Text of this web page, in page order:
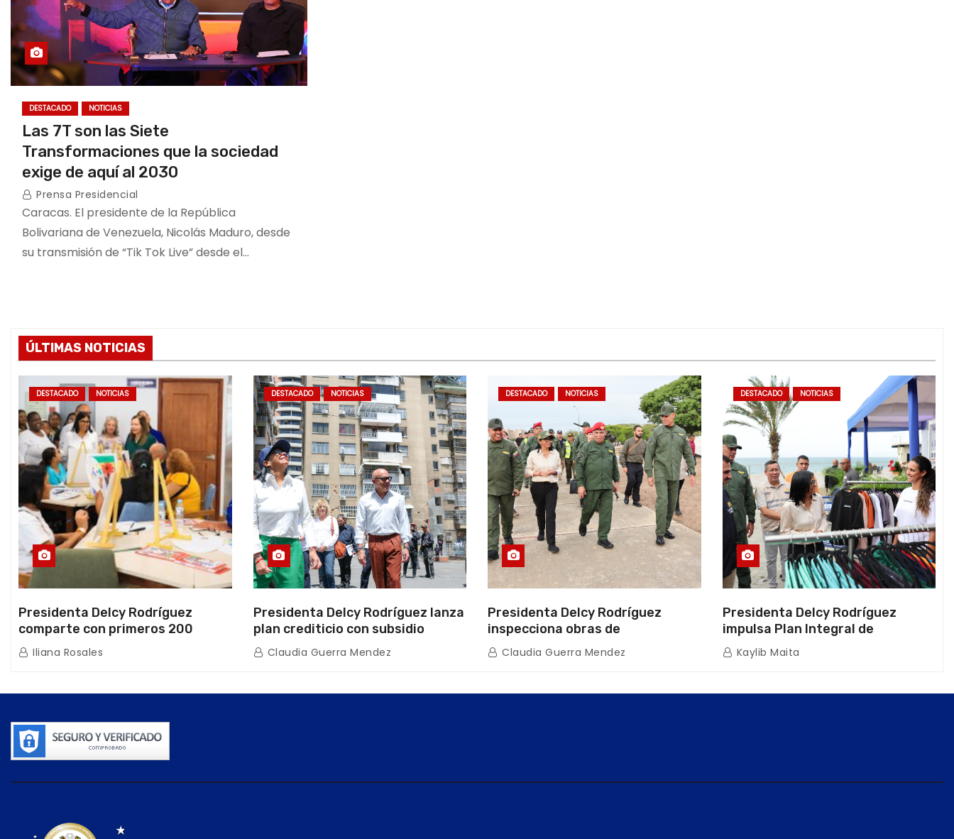
DESTACADO NOTICIAS
Las 7T son las Siete
Transformaciones que la sociedad
exige de aquí al 2030
Prensa Presidencial
Caracas. El presidente de la República
Bolivariana de Venezuela, Nicolás Maduro, desde
su transmisión de “Tik Tok Live” desde el…
ÚLTIMAS NOTICIAS
DESTACADO NOTICIAS
Presidenta Delcy Rodríguez
comparte con primeros 200
beneficiarios de la nueva Casa de
los Abuelos “La Primavera” en
Iliana Rosales
DESTACADO NOTICIAS
Presidenta Delcy Rodríguez lanza
plan crediticio con subsidio
directo en encuentro con Juntas
de Condominio
Claudia Guerra Mendez
DESTACADO NOTICIAS
Presidenta Delcy Rodríguez
inspecciona obras de
restauración en Escuela Naval
tras afectaciones sísmicas en La
Claudia Guerra Mendez
DESTACADO NOTICIAS
Presidenta Delcy Rodríguez
impulsa Plan Integral de
Reactivación Económica en La
Guaira
Kaylib Maita